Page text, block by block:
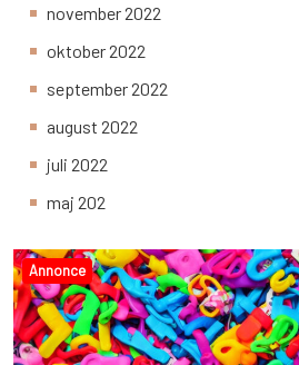
Annonce
november 2022
oktober 2022
september 2022
august 2022
juli 2022
maj 202